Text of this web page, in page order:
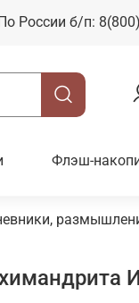
По России б/п:
Флэш-